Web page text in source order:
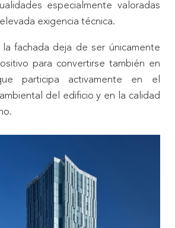
especialmente valoradas
exigencia técnica.
fachada deja de ser únicamente
para convertirse también en
participa activamente en el
del edificio y en la calidad